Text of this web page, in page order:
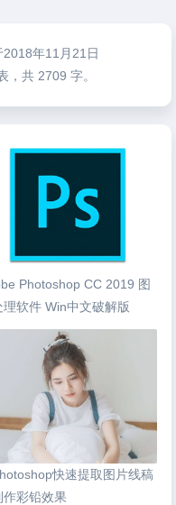
年11月21日
，共 2709 字。
Photoshop CC 2019 图
理软件 Win中文破解版
快速提取图片线稿
作彩铅效果